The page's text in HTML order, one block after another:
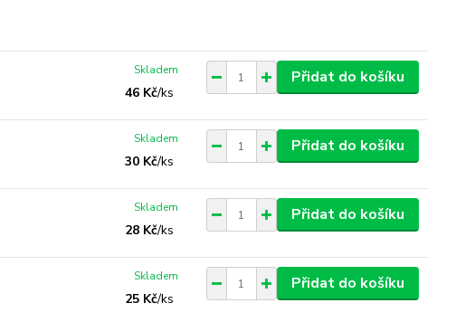
46 Kč/ks
Skladem Přidat do košíku
30 Kč/ks
Skladem Přidat do košíku
28 Kč/ks
Skladem Přidat do košíku
25 Kč/ks
Skladem Přidat do košíku